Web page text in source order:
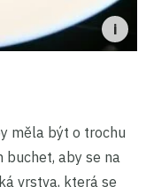
měla být o trochu
buchet, aby se na
vrstva, která se